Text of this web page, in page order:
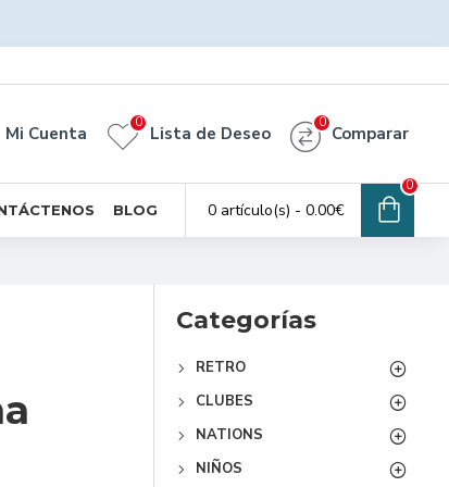
Mi Cuenta Lista de Deseo
0
Comparar
0
BLOG 0 artículo(s) - 0.00€
0
Categorías
RETRO
CLUBES
NATIONS
NIÑOS